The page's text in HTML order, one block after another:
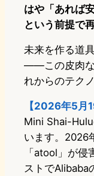
はや「あれば
という前提で
未来を作る道
——この皮肉な
れからのテク
【2026年5月
Mini Shai-
います。2026
「atool」が
ストでAlibaba